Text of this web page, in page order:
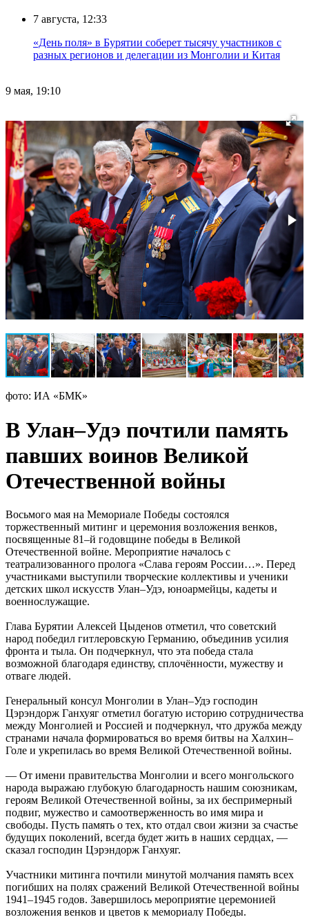
7 августа, 12:33
«День поля» в Бурятии соберет тысячу участников с
разных регионов и делегации из Монголии и Китая
9 мая, 19:10
фото: ИА «БМК»
В Улан–Удэ почтили память
павших воинов Великой
Отечественной войны
Восьмого мая на Мемориале Победы состоялся
торжественный митинг и церемония возложения венков,
посвященные 81–й годовщине победы в Великой
Отечественной войне. Мероприятие началось с
театрализованного пролога «Слава героям России…». Перед
участниками выступили творческие коллективы и ученики
детских школ искусств Улан–Удэ, юноармейцы, кадеты и
военнослужащие.
Глава Бурятии Алексей Цыденов отметил, что советский
народ победил гитлеровскую Германию, объединив усилия
фронта и тыла. Он подчеркнул, что эта победа стала
возможной благодаря единству, сплочённости, мужеству и
отваге людей.
Генеральный консул Монголии в Улан–Удэ господин
Цэрэндорж Ганхуяг отметил богатую историю сотрудничества
между Монголией и Россией и подчеркнул, что дружба между
странами начала формироваться во время битвы на Халхин–
Голе и укрепилась во время Великой Отечественной войны.
— От имени правительства Монголии и всего монгольского
народа выражаю глубокую благодарность нашим союзникам,
героям Великой Отечественной войны, за их беспримерный
подвиг, мужество и самоотверженность во имя мира и
свободы. Пусть память о тех, кто отдал свои жизни за счастье
будущих поколений, всегда будет жить в наших сердцах, —
сказал господин Цэрэндорж Ганхуяг.
Участники митинга почтили минутой молчания память всех
погибших на полях сражений Великой Отечественной войны
1941–1945 годов. Завершилось мероприятие церемонией
возложения венков и цветов к мемориалу Победы.